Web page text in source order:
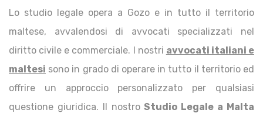
Lo studio legale opera a Gozo e in tutto il territorio
maltese, avvalendosi di avvocati specializzati nel
diritto civile e commerciale. I nostri avvocati italiani e
maltesi sono in grado di operare in tutto il territorio ed
offrire un approccio personalizzato per qualsiasi
questione giuridica. Il nostroStudio Legale a Malta